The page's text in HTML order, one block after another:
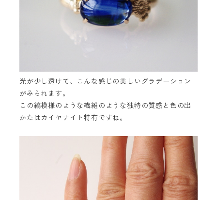
光が少し透けて、こんな感じの美しいグラデーション
がみられます。
この縞模様のような繊維のような独特の質感と色の出
かたはカイヤナイト特有ですね。